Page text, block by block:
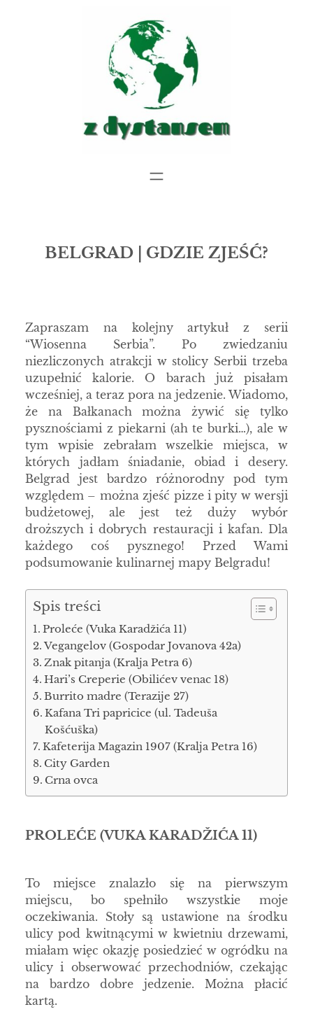
BELGRAD | GDZIE ZJEŚĆ?
Zapraszam na kolejny artykuł z serii
“Wiosenna Serbia”. Po zwiedzaniu
niezliczonych atrakcji w stolicy Serbii trzeba
uzupełnić kalorie. O barach już pisałam
wcześniej, a teraz pora na jedzenie. Wiadomo,
że na Bałkanach można żywić się tylko
pysznościami z piekarni (ah te burki…), ale w
tym wpisie zebrałam wszelkie miejsca, w
których jadłam śniadanie, obiad i desery.
Belgrad jest bardzo różnorodny pod tym
względem – można zjeść pizze i pity w wersji
budżetowej, ale jest też duży wybór
droższych i dobrych restauracji i kafan. Dla
każdego coś pysznego! Przed Wami
podsumowanie kulinarnej mapy Belgradu!
Spis treści
Proleće (Vuka Karadžića 11)
Vegangelov (Gospodar Jovanova 42a)
Znak pitanja (Kralja Petra 6)
Hari’s Creperie (Obilićev venac 18)
Burrito madre (Terazije 27)
Kafana Tri papricice (ul. Tadeuša
Košćuška)
Kafeterija Magazin 1907 (Kralja Petra 16)
City Garden
Crna ovca
PROLEĆE (VUKA KARADŽIĆA 11)
To miejsce znalazło się na pierwszym
miejscu, bo spełniło wszystkie moje
oczekiwania. Stoły są ustawione na środku
ulicy pod kwitnącymi w kwietniu drzewami,
miałam więc okazję posiedzieć w ogródku na
ulicy i obserwować przechodniów, czekając
na bardzo dobre jedzenie. Można płacić
kartą.